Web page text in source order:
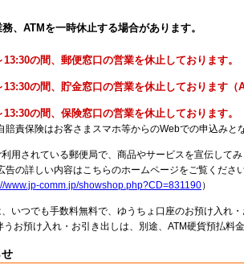
、ATMを一時休止する場合があります。
の間、郵便窓口の営業を休止しております。
の間、貯金窓口の営業を休止しております（
の間、保険窓口の営業を休止しております。
賠責保険はお客さまスマホ等からのWebでの申込みと
用されている郵便局で、商品やサービスを宣伝して
の詳しい内容はこちらのホームページをご覧くださ
www.jp-comm.jp/showshop.php?CD=831190）
、いつでも手数料無料で、ゆうちょ口座のお預け入れ
お預け入れ・お引き出しは、別途、ATM硬貨預払料